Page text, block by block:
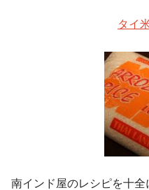
タイ
南インド屋のレシピを十